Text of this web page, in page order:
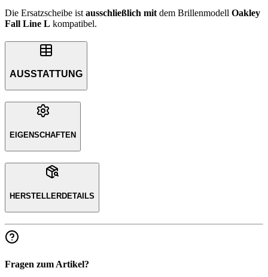
Die Ersatzscheibe ist ausschließlich mit dem Brillenmodell Oakley
Fall Line L kompatibel.
AUSSTATTUNG
EIGENSCHAFTEN
HERSTELLERDETAILS
Fragen zum Artikel?